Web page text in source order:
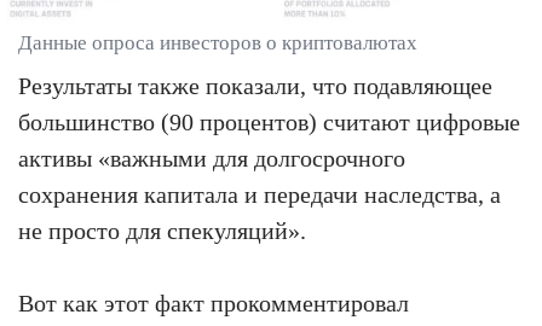
Данные опроса инвесторов о криптовалютах
Результаты также показали, что подавляющее
большинство (90 процентов) считают цифровые
активы «важными для долгосрочного
сохранения капитала и передачи наследства, а
не просто для спекуляций».
Вот как этот факт прокомментировал